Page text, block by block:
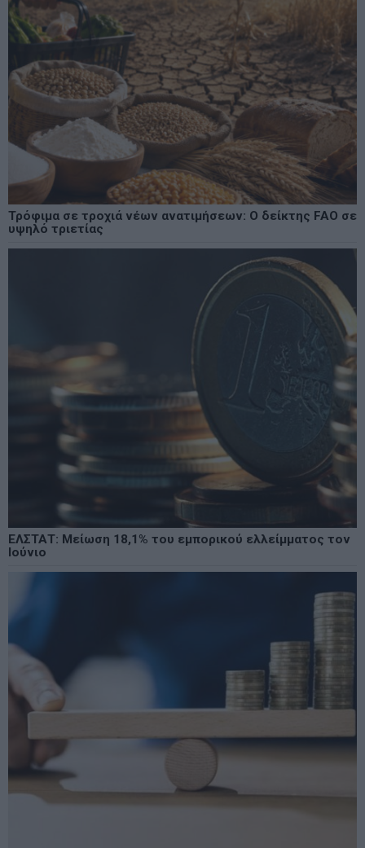
Τρόφιμα σε τροχιά νέων ανατιμήσεων: Ο δείκτης FAO σε
υψηλό τριετίας
ΕΛΣΤΑΤ: Μείωση 18,1% του εμπορικού ελλείμματος τον
Ιούνιο